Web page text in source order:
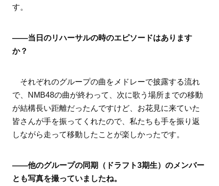
す。
――当日のリハーサルの時のエピソードはあります
か？
それぞれのグループの曲をメドレーで披露する流れ
で、NMB48の曲が終わって、次に歌う場所までの移動
が結構長い距離だったんですけど、お花見に来ていた
皆さんが手を振ってくれたので、私たちも手を振り返
しながら走って移動したことが楽しかったです。
――他のグループの同期（ドラフト3期生）のメンバー
とも写真を撮っていましたね。